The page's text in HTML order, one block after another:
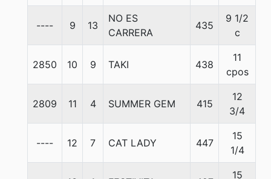
---- 9 13
NO ES
CARRERA
435
9 1/2
c
2850 10 9 TAKI 438
11
cpos
2809 11 4 SUMMER GEM 415
12
3/4
---- 12 7 CAT LADY 447
15
1/4
15